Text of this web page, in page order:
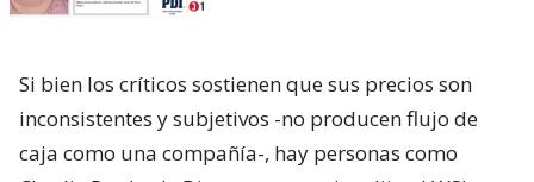
Si bien los críticos sostienen que sus precios son
inconsistentes y subjetivos -no producen flujo de
caja como una compañía-, hay personas como